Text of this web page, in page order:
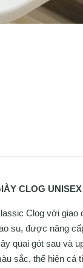
CLOG
Clog với giao
su, được nâng
quai gót sau và
sắc, thể hiện cá